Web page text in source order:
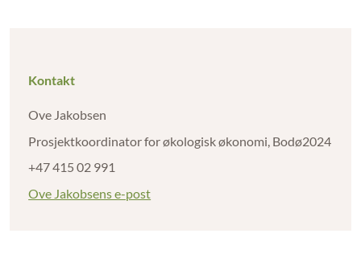
Kontakt
Ove Jakobsen
Prosjektkoordinator for økologisk økonomi, Bodø2024
+47 415 02 991
Ove Jakobsens e-post